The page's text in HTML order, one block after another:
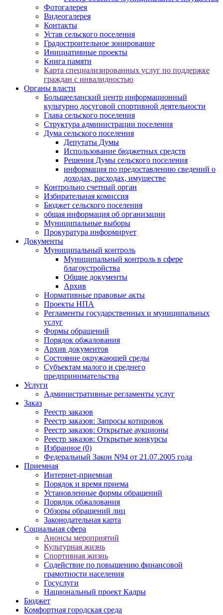
Фотогалерея
Видеогалерея
Контакты
Устав сельского поселения
Градостроительное зонирование
Инициативные проекты
Книга памяти
Карта специализированных услуг по поддержке
граждан с инвалидностью
Органы власти
Большееланский центр информационный
культурно досуговой спортивной деятельности
Глава сельского поселения
Структура администрации поселения
Дума сельского поселения
Депутаты Думы
Использование бюджетных средств
Решения Думы сельского поселения
информация по предоставлению сведений о
доходах, расходах, имуществе
Контрольно счетный орган
Избирательная комиссия
Бюджет сельского поселения
общая информация об организации
Муниципальные выборы
Прокуратура информирует
Документы
Муниципальный контроль
Муниципальный контроль в сфере
благоустройства
Общие документы
Архив
Нормативные правовые акты
Проекты НПА
Регламенты государственных и муниципальных
услуг
Формы обращений
Порядок обжалования
Архив документов
Состояние окружающей среды
Субъектам малого и среднего
предпринимательства
Услуги
Административные регламенты услуг
Заказ
Реестр заказов
Реестр заказов: Запросы котировок
Реестр заказов: Открытые аукционы
Реестр заказов: Открытые конкурсы
Избранное (0)
Федеральный Закон N94 от 21.07.2005 года
Приемная
Интернет-приемная
Порядок и время приема
Установленные формы обращений
Порядок обжалования
Обзоры обращений лиц
Законодательная карта
Социальная сфера
Анонсы мероприятий
Культурная жизнь
Спортивная жизнь
Содействие по повышению финансовой
грамотности населения
Госуслуги
Национальный проект Кадры
Бюджет
Комфортная городская среда